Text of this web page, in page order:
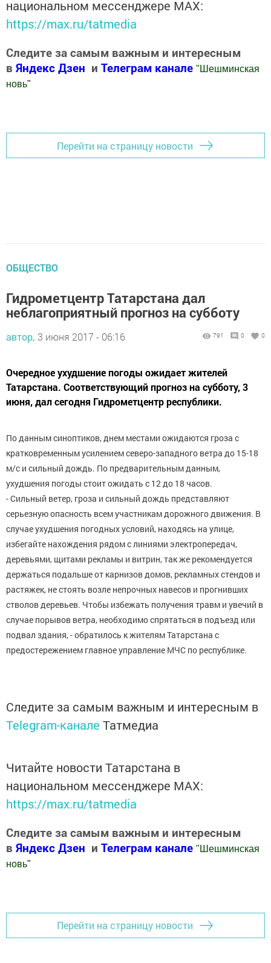
национальном мессенджере MАХ:
https://max.ru/tatmedia
Следите за самым важным и интересным
в Яндекс Дзен и Телеграм канале " Шешминская
новь"
Перейти на страницу новости
ОБЩЕСТВО
Гидрометцентр Татарстана дал
неблагоприятный прогноз на субботу
автор, 3 июня 2017 - 06:16 791 0 0
Очередное ухудшение погоды ожидает жителей
Татарстана. Соответствующий прогноз на субботу, 3
июня, дал сегодня Гидрометцентр республики.
По данным синоптиков, днем местами ожидаются гроза с
кратковременным усилением северо-западного ветра до 15-18
м/с и сильный дождь. По предварительным данным,
ухудшения погоды стоит ожидать с 12 до 18 часов.
- Сильный ветер, гроза и сильный дождь представляют
серьезную опасность всем участникам дорожного движения. В
случае ухудшения погодных условий, находясь на улице,
избегайте нахождения рядом с линиями электропередач,
деревьями, щитами рекламы и витрин, так же рекомендуется
держаться подальше от карнизов домов, рекламных стендов и
растяжек, не стоять возле непрочных навесов и прогнивших
стволов деревьев. Чтобы избежать получения травм и увечий в
случае порывов ветра, необходимо спрятаться в подъезд или
подвал здания, - обратилось к жителям Татарстана с
предостережением главное управление МЧС по республике.
Следите за самым важным и интересным в
Telegram-канале Татмедиа
Читайте новости Татарстана в
национальном мессенджере MАХ:
https://max.ru/tatmedia
Следите за самым важным и интересным
в Яндекс Дзен и Телеграм канале " Шешминская
новь"
Перейти на страницу новости